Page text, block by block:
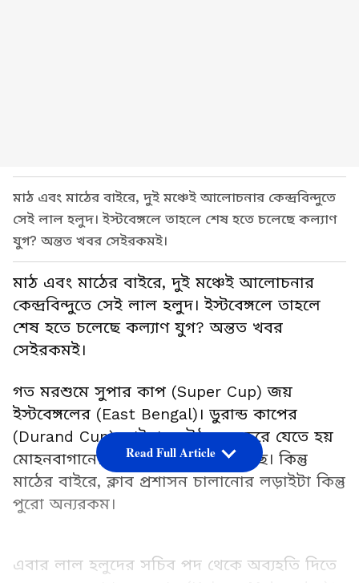
মাঠ এবং মাঠের বাইরে, দুই মঞ্চেই আলোচনার কেন্দ্রবিন্দুতে
সেই লাল হলুদ। ইস্টবেঙ্গলে তাহলে শেষ হতে চলেছে কল্যাণ
যুগ? অন্তত খবর সেইরকমই।
মাঠ এবং মাঠের বাইরে, দুই মঞ্চেই আলোচনার
কেন্দ্রবিন্দুতে সেই লাল হলুদ। ইস্টবেঙ্গলে তাহলে
শেষ হতে চলেছে কল্যাণ যুগ? অন্তত খবর
সেইরকমই।
গত মরশুমে সুপার কাপ (Super Cup) জয়
ইস্টবেঙ্গলের (East Bengal)। ডুরান্ড কাপের
(Durand Cup) ফাইনালে উঠলেও হেরে যেতে হয়
মোহনবাগানের (Mohun Bagan) কাছে। কিন্তু
মাঠের বাইরে, ক্লাব প্রশাসন চালানোর লড়াইটা কিন্তু
পুরো অন্যরকম।
এবার লাল হলুদের সচিব পদ থেকে অব্যহতি দিতে
Read Full Article